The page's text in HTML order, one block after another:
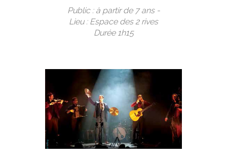
Public : à partir de 7 ans -
Lieu : Espace des 2 rives
Durée 1h15